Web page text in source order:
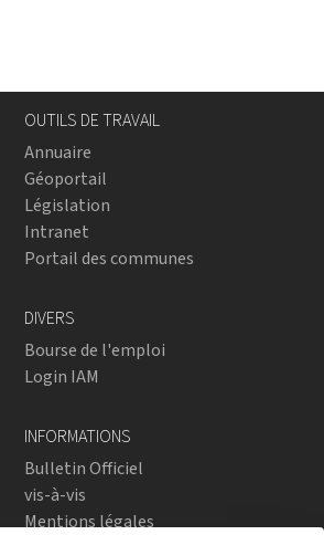
OUTILS DE TRAVAIL
Annuaire
Géoportail
Législation
Intranet
Portail des communes
DIVERS
Bourse de l'emploi
Login IAM
INFORMATIONS
Bulletin Officiel
vis-à-vis
Mentions légales